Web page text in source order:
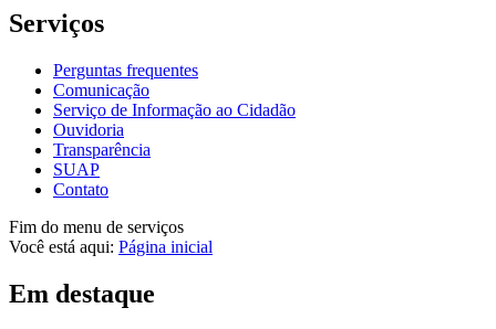
Serviços
Perguntas frequentes
Comunicação
Serviço de Informação ao Cidadão
Ouvidoria
Transparência
SUAP
Contato
Fim do menu de serviços
Você está aqui: Página inicial
Em destaque